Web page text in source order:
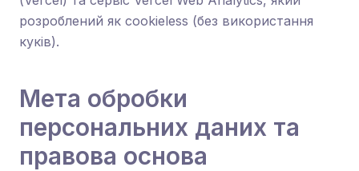
розроблений як cookieless (без використання
куків).
Мета обробки
персональних даних та
правова основа